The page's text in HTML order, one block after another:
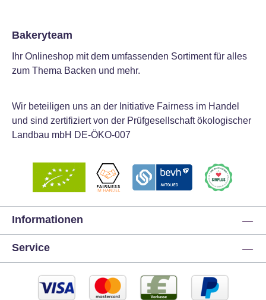
Bakeryteam
Ihr Onlineshop mit dem umfassenden Sortiment für alles
zum Thema Backen und mehr.
Wir beteiligen uns an der Initiative Fairness im Handel
und sind zertifiziert von der Prüfgesellschaft ökologischer
Landbau mbH DE-ÖKO-007
Informationen
Service